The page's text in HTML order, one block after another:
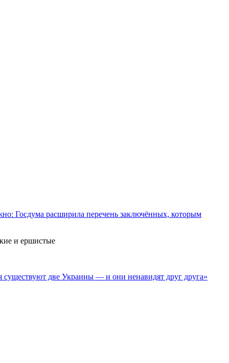
Госдума расширила перечень заключённых, которым
и ершистые
существуют две Украины — и они ненавидят друг друга»